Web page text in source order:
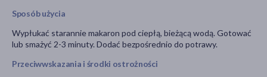
Sposób użycia
Wypłukać starannie makaron pod ciepłą, bieżącą wodą. Gotować
lub smażyć 2-3 minuty. Dodać bezpośrednio do potrawy.
Przeciwwskazania i środki ostrożności